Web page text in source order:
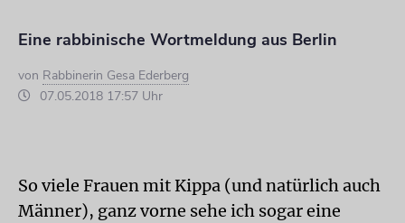
Eine rabbinische Wortmeldung aus Berlin
von Rabbinerin Gesa Ederberg
07.05.2018 17:57 Uhr
So viele Frauen mit Kippa (und natürlich auch
Männer), ganz vorne sehe ich sogar eine